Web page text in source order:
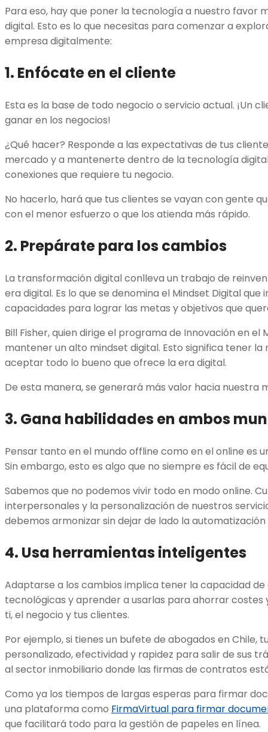
Para eso, hay que poner la tecnología a nuestro favor
digital. Esto es lo que necesitas para comenzar a
empresa digitalmente:
1. Enfócate en el cliente
Esta es la base de todo negocio o servicio actual. ¡Un
ganar en los negocios!
¿Qué hacer? Responde a las expectativas de tus
mercado y a mantenerte dentro de la tecnología
conexiones que requiere tu negocio.
No hacerlo, hará que tus clientes se vayan con gente
con el menor esfuerzo o que los atienda más rápido.
2. Prepárate para los cambios
La transformación digital conlleva un trabajo de
era digital. Es lo que se denomina el Mindset Digital
capacidades para lograr las metas y objetivos que
Bill Fisher, quien dirige el programa de Innovación en
mantener un alto mindset digital. Esto significa tener
aceptar todo lo bueno que ofrece la era digital.
De esta manera, se generará más valor hacia nuestra
3. Gana habilidades en ambos
Pensar tanto en el mundo offline como en el online es
Sin embargo, esto es algo que no siempre es fácil de
Sabemos que no podemos vivir todo en modo online.
interpersonales y la personalización de nuestros
debemos armonizar sin dejar de lado la
4. Usa herramientas inteligentes
Adaptarse a los cambios implica tener la capacidad
tecnológicas y aprender a usarlas para ahorrar costes
ti, el negocio y tus clientes.
Por ejemplo, si tienes un bufete de abogados en Chile,
personalizado, efectividad y rapidez para salir de sus
al sector inmobiliario donde las firmas de contratos
Como ya los tiempos de largas esperas para firmar
una plataforma como FirmaVirtual para firmar
que facilitará todo para la gestión de papeles en línea.